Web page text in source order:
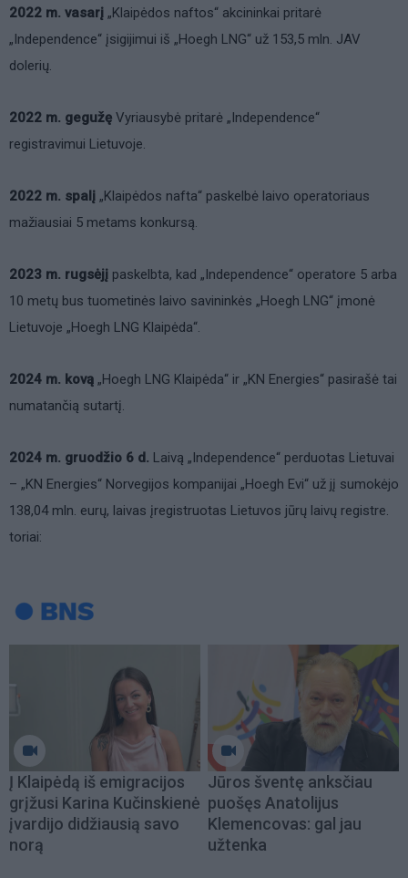
2022 m. vasarį „Klaipėdos naftos“ akcininkai pritarė
„Independence“ įsigijimui iš „Hoegh LNG“ už 153,5 mln. JAV
dolerių.
2022 m. gegužę Vyriausybė pritarė „Independence“
registravimui Lietuvoje.
2022 m. spalį „Klaipėdos nafta“ paskelbė laivo operatoriaus
mažiausiai 5 metams konkursą.
2023 m. rugsėjį paskelbta, kad „Independence“ operatore 5 arba
10 metų bus tuometinės laivo savininkės „Hoegh LNG“ įmonė
Lietuvoje „Hoegh LNG Klaipėda“.
2024 m. kovą „Hoegh LNG Klaipėda“ ir „KN Energies“ pasirašė tai
numatančią sutartį.
2024 m. gruodžio 6 d. Laivą „Independence“ perduotas Lietuvai
– „KN Energies“ Norvegijos kompanijai „Hoegh Evi“ už jį sumokėjo
138,04 mln. eurų, laivas įregistruotas Lietuvos jūrų laivų registre.
toriai:
Į Klaipėdą iš emigracijos
grįžusi Karina Kučinskienė
įvardijo didžiausią savo
norą
Jūros šventę anksčiau
puošęs Anatolijus
Klemencovas: gal jau
užtenka